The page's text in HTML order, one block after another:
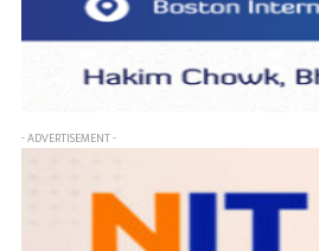
- ADVERTISEMENT -